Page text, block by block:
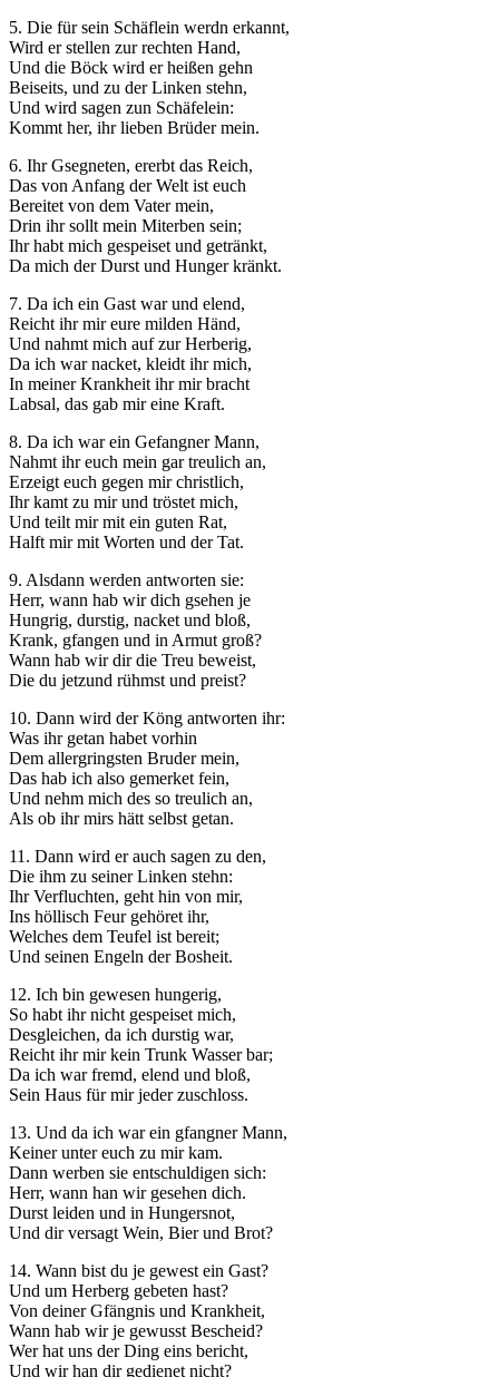
5. Die für sein Schäflein werdn erkannt,
Wird er stellen zur rechten Hand,
Und die Böck wird er heißen gehn
Beiseits, und zu der Linken stehn,
Und wird sagen zun Schäfelein:
Kommt her, ihr lieben Brüder mein.
6. Ihr Gsegneten, ererbt das Reich,
Das von Anfang der Welt ist euch
Bereitet von dem Vater mein,
Drin ihr sollt mein Miterben sein;
Ihr habt mich gespeiset und getränkt,
Da mich der Durst und Hunger kränkt.
7. Da ich ein Gast war und elend,
Reicht ihr mir eure milden Händ,
Und nahmt mich auf zur Herberig,
Da ich war nacket, kleidt ihr mich,
In meiner Krankheit ihr mir bracht
Labsal, das gab mir eine Kraft.
8. Da ich war ein Gefangner Mann,
Nahmt ihr euch mein gar treulich an,
Erzeigt euch gegen mir christlich,
Ihr kamt zu mir und tröstet mich,
Und teilt mir mit ein guten Rat,
Halft mir mit Worten und der Tat.
9. Alsdann werden antworten sie:
Herr, wann hab wir dich gsehen je
Hungrig, durstig, nacket und bloß,
Krank, gfangen und in Armut groß?
Wann hab wir dir die Treu beweist,
Die du jetzund rühmst und preist?
10. Dann wird der Köng antworten ihr:
Was ihr getan habet vorhin
Dem allergringsten Bruder mein,
Das hab ich also gemerket fein,
Und nehm mich des so treulich an,
Als ob ihr mirs hätt selbst getan.
11. Dann wird er auch sagen zu den,
Die ihm zu seiner Linken stehn:
Ihr Verfluchten, geht hin von mir,
Ins höllisch Feur gehöret ihr,
Welches dem Teufel ist bereit;
Und seinen Engeln der Bosheit.
12. Ich bin gewesen hungerig,
So habt ihr nicht gespeiset mich,
Desgleichen, da ich durstig war,
Reicht ihr mir kein Trunk Wasser bar;
Da ich war fremd, elend und bloß,
Sein Haus für mir jeder zuschloss.
13. Und da ich war ein gfangner Mann,
Keiner unter euch zu mir kam.
Dann werben sie entschuldigen sich:
Herr, wann han wir gesehen dich.
Durst leiden und in Hungersnot,
Und dir versagt Wein, Bier und Brot?
14. Wann bist du je gewest ein Gast?
Und um Herberg gebeten hast?
Von deiner Gfängnis und Krankheit,
Wann hab wir je gewusst Bescheid?
Wer hat uns der Ding eins bericht,
Und wir han dir gedienet nicht?